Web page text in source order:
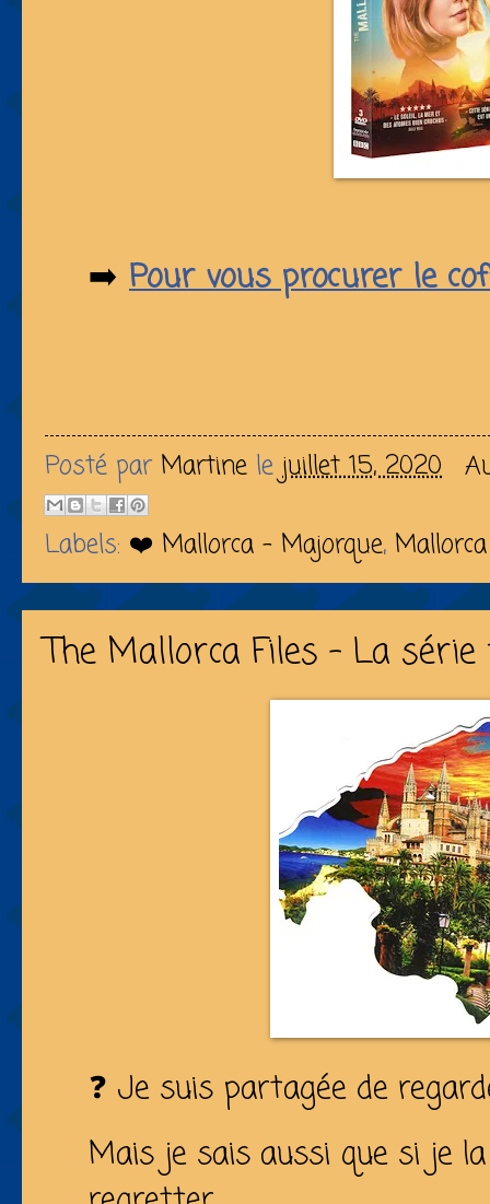
➡️ Pour vous procurer le
Posté par Martine le juillet 15, 2020
Labels: ❤️ Mallorca - Majorque,
The Mallorca Files - La série
❓ Je suis partagée de
Mais je sais aussi que si je